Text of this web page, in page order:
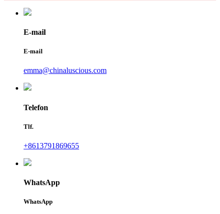
E-mail
E-mail
emma@chinaluscious.com
Telefon
Tlf.
+8613791869655
WhatsApp
WhatsApp